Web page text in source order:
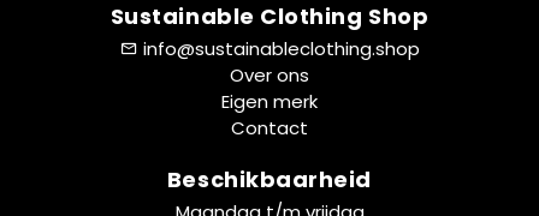
Sustainable Clothing Shop
info@sustainableclothing.shop
Over ons
Eigen merk
Contact
Beschikbaarheid